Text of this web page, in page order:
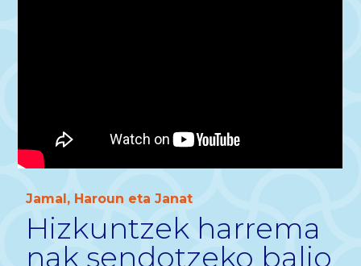
Jamal, Haroun eta Janat
Hizkuntzek harrema
nak sendotzeko balio